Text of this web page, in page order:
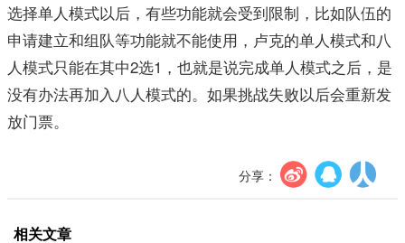
选择单人模式以后，有些功能就会受到限制，比如队伍的
申请建立和组队等功能就不能使用，卢克的单人模式和八
人模式只能在其中2选1，也就是说完成单人模式之后，是
没有办法再加入八人模式的。如果挑战失败以后会重新发
放门票。
分享：
相关文章